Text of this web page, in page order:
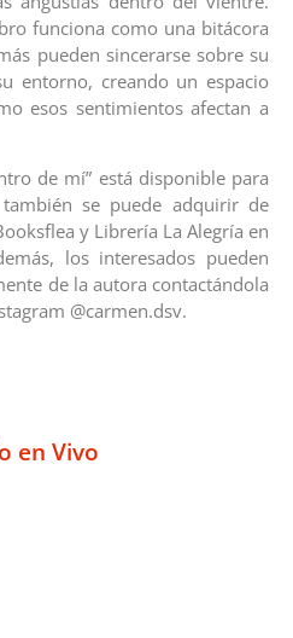
funciona como una bitácora
pueden sincerarse sobre su
entorno, creando un espacio
esos sentimientos afectan a
de mí” está disponible para
se puede adquirir de
y Librería La Alegría en
los interesados pueden
de la autora contactándola
@carmen.dsv.
en Vivo